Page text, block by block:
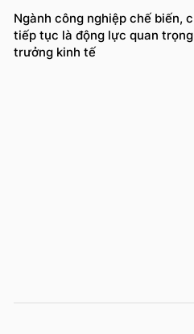
Ngành công nghiệp chế biến,
tiếp tục là động lực quan
trưởng kinh tế